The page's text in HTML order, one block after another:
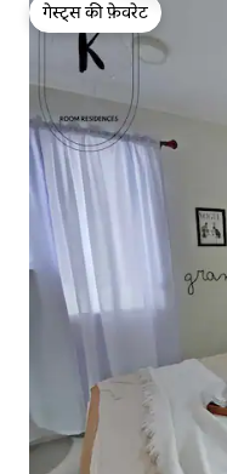
गेस्ट्स की फ़ेवरेट
गेस्ट्स की फ़ेवरेट